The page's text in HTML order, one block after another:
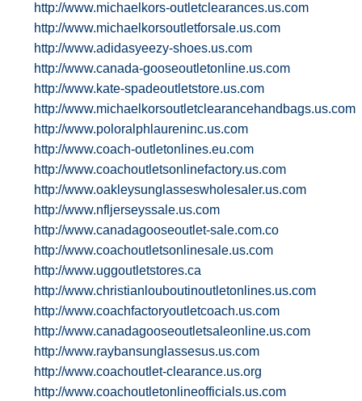
http://www.michaelkors-outletclearances.us.com
http://www.michaelkorsoutletforsale.us.com
http://www.adidasyeezy-shoes.us.com
http://www.canada-gooseoutletonline.us.com
http://www.kate-spadeoutletstore.us.com
http://www.michaelkorsoutletclearancehandbags.us.com
http://www.poloralphlaureninc.us.com
http://www.coach-outletonlines.eu.com
http://www.coachoutletsonlinefactory.us.com
http://www.oakleysunglasseswholesaler.us.com
http://www.nfljerseyssale.us.com
http://www.canadagooseoutlet-sale.com.co
http://www.coachoutletsonlinesale.us.com
http://www.uggoutletstores.ca
http://www.christianlouboutinoutletonlines.us.com
http://www.coachfactoryoutletcoach.us.com
http://www.canadagooseoutletsaleonline.us.com
http://www.raybansunglassesus.us.com
http://www.coachoutlet-clearance.us.org
http://www.coachoutletonlineofficials.us.com